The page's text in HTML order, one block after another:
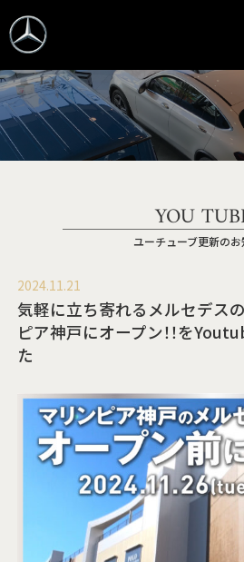
YOU
ユーチューブ更新の
2024.11.21
気軽に立ち寄れるメルセデス
ピア神戸にオープン！！を
た